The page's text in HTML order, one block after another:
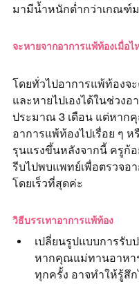
มามีน้ำหนักต่ำกว่าเกณฑ์
จะหายจากอาการแพ้ท้องเมื่อไ
โดยทั่วไปอาการแพ้ท้องจะ
และหายไปเองได้ในช่วงอ
ประมาณ 3 เดือน แต่หาก
อาการแพ้ท้องไปเรื่อย ๆ ห
รุนแรงขึ้นหลังจากนี้ ครูก้
รีบไปพบแพทย์เพื่อตรวจอ
โดยเร็วที่สุดค่ะ
วิธีบรรเทาอาการแพ้ท้อง
เปลี่ยนรูปแบบการรับ
หากคุณแม่ทานอาหา
ทุกครั้ง อาจทำให้รู้สึ